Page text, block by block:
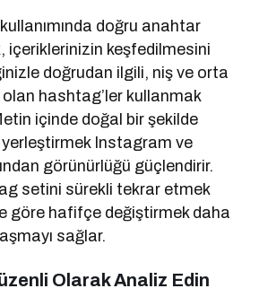
doğru anahtar
içeriklerinizin keşfedilmesini
doğrudan ilgili, niş ve orta
hashtag’ler kullanmak
içinde doğal bir şekilde
Instagram ve
görünürlüğü güçlendirir.
setini sürekli tekrar etmek
göre hafifçe değiştirmek daha
sağlar.
Olarak Analiz Edin